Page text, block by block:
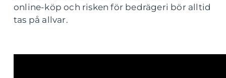
online-köp och risken för bedrägeri bör alltid
tas på allvar.